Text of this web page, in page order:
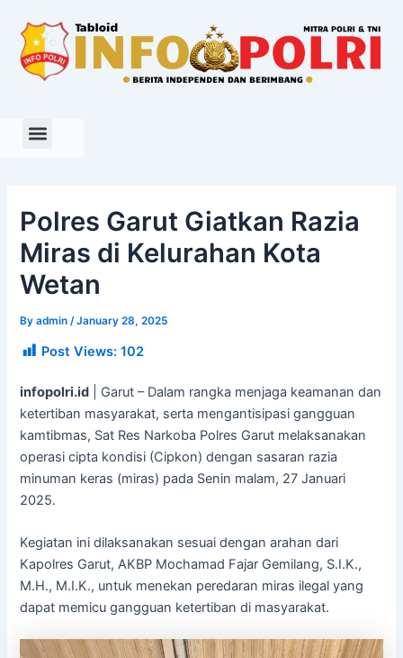
content
Polres Garut Giatkan Razia
Miras di Kelurahan Kota
Wetan
Byadmin/January 28, 2025
Post Views: 102
infopolri.id | Garut – Dalam rangka menjaga keamanan dan
ketertiban masyarakat, serta mengantisipasi gangguan
kamtibmas, Sat Res Narkoba Polres Garut melaksanakan
operasi cipta kondisi (Cipkon) dengan sasaran razia
minuman keras (miras) pada Senin malam, 27 Januari
2025.
Kegiatan ini dilaksanakan sesuai dengan arahan dari
Kapolres Garut, AKBP Mochamad Fajar Gemilang, S.I.K.,
M.H., M.I.K., untuk menekan peredaran miras ilegal yang
dapat memicu gangguan ketertiban di masyarakat.